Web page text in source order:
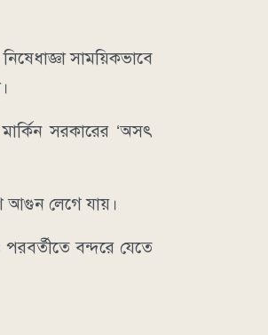
সাময়িকভাবে
সরকারের ‘অসৎ
আগুন লেগে যায়।
বন্দরে যেতে